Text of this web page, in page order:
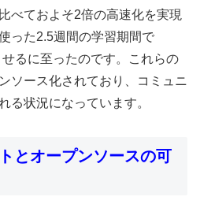
べておよそ2倍の高速化を実現
った2.5週間の学習期間で
るに至ったのです。これらの
ソース化されており、コミュニ
る状況になっています。
とオープンソースの可